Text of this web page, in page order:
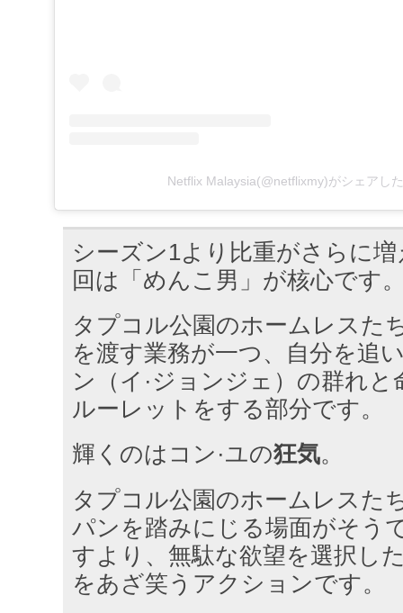
Netflix Malaysia(@netflixmy)がシェアし
シーズン1より比重がさらに
回は「めんこ男」が核心です
タプコル公園のホームレスた
を渡す業務が一つ、自分を追
ン（イ·ジョンジェ）の群れ
ルーレットをする部分です。
輝くのはコン·ユの狂気。
タプコル公園のホームレスた
パンを踏みにじる場面がそう
すより、無駄な欲望を選択し
をあざ笑うアクションです。